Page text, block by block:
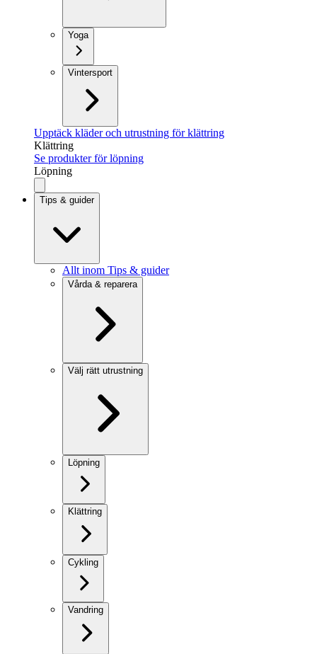
Yoga
Vintersport
Upptäck kläder och utrustning för klättring
Klättring
Se produkter för löpning
Löpning
Tips & guider
Allt inom Tips & guider
Vårda & reparera
Välj rätt utrustning
Löpning
Klättring
Cykling
Vandring